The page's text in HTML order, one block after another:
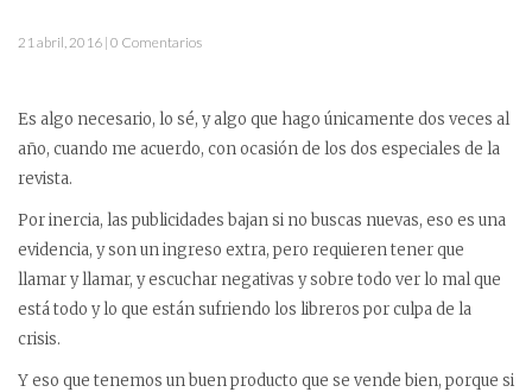
21 abril, 2016 | 0 Comentarios
Es algo necesario, lo sé, y algo que hago únicamente dos veces al
año, cuando me acuerdo, con ocasión de los dos especiales de la
revista.
Por inercia, las publicidades bajan si no buscas nuevas, eso es una
evidencia, y son un ingreso extra, pero requieren tener que
llamar y llamar, y escuchar negativas y sobre todo ver lo mal que
está todo y lo que están sufriendo los libreros por culpa de la
crisis.
Y eso que tenemos un buen producto que se vende bien, porque si